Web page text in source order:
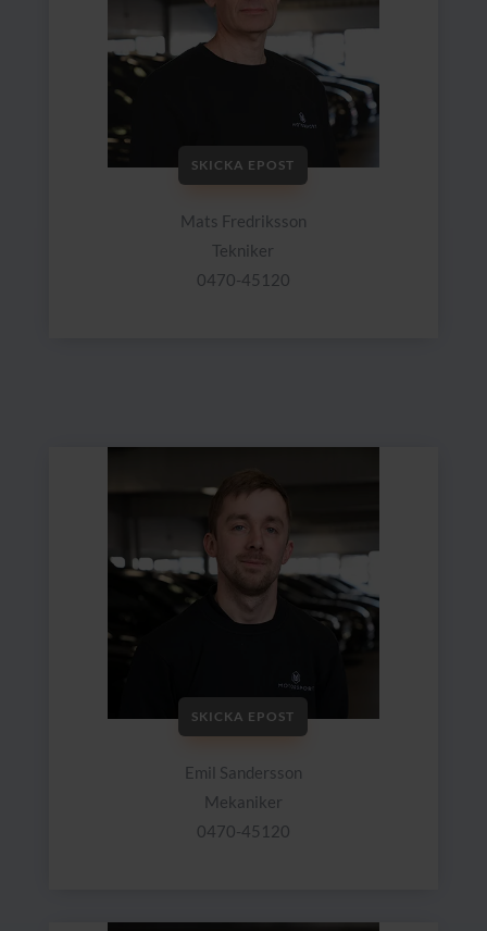
SKICKA EPOST
Mats Fredriksson
Tekniker
0470-45120
SKICKA EPOST
Emil Sandersson
Mekaniker
0470-45120